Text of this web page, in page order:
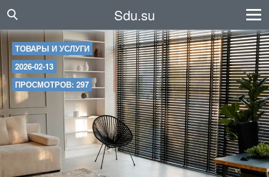
Sdu.su
ТОВАРЫ И УСЛУГИ
2026-02-13
ПРОСМОТРОВ: 297